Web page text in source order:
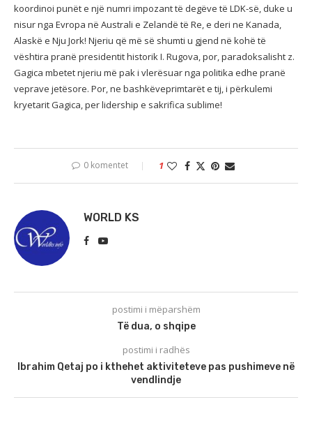
koordinoi punët e një numri impozant të degëve të LDK-së, duke u
nisur nga Evropa në Australi e Zelandë të Re, e deri ne Kanada,
Alaskë e Nju Jork! Njeriu që më së shumti u gjend në kohë të
vështira pranë presidentit historik I. Rugova, por, paradoksalisht z.
Gagica mbetet njeriu më pak i vlerësuar nga politika edhe pranë
veprave jetësore. Por, ne bashkëveprimtarët e tij, i përkulemi
kryetarit Gagica, per lidership e sakrifica sublime!
0 komentet 1
WORLD KS
postimi i mëparshëm
Të dua, o shqipe
postimi i radhës
Ibrahim Qetaj po i kthehet aktiviteteve pas pushimeve në
vendlindje